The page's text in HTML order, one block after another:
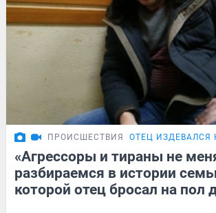
ПРОИСШЕСТВИЯ ОТЕЦ ИЗДЕВАЛСЯ
«Агрессоры и тираны не
разбираемся в истории
которой отец бросал на пол